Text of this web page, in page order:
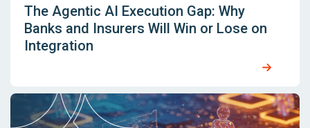
The Agentic AI Execution Gap: Why
Banks and Insurers Will Win or Lose on
Integration